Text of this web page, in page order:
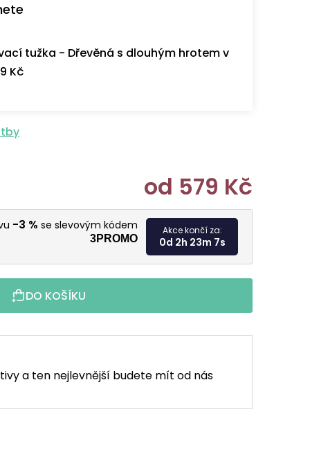
tužka - Dřevěná s dlouhým hrotem v
Kč
od 579 Kč
Měrná
-3 % se slevovým kódem
3PROMO
Akce končí za:
0d 2h 23m 6s
DO KOŠÍKU
a ten nejlevnější budete mít od nás